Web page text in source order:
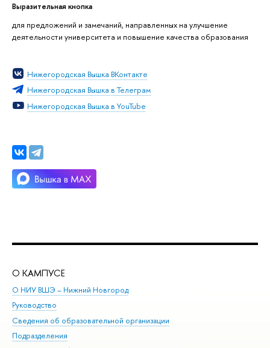
Выразительная кнопка
для предложений и замечаний, направленных на улучшение
деятельности университета и повышение качества образования
Нижегородская Вышка ВКонтакте
Нижегородская Вышка в Телеграм
Нижегородская Вышка в YouTube
О КАМПУСЕ
О НИУ ВШЭ – Нижний Новгород
Руководство
Сведения об образовательной организации
Подразделения